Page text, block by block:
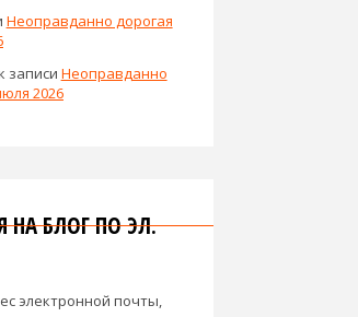
Неоправданно дорогая
записи Неоправданно
2026
НА БЛОГ ПО ЭЛ.
электронной почты,